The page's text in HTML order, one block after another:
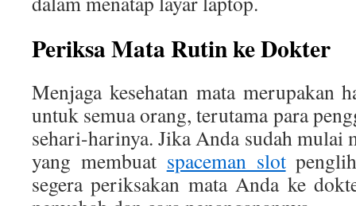
Periksa Mata Rutin ke Dokter
Menjaga kesehatan mata merupakan
untuk semua orang, terutama para
sehari-harinya. Jika Anda sudah mulai
yang membuat spaceman slot
segera periksakan mata Anda ke